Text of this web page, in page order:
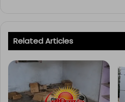
Related Articles